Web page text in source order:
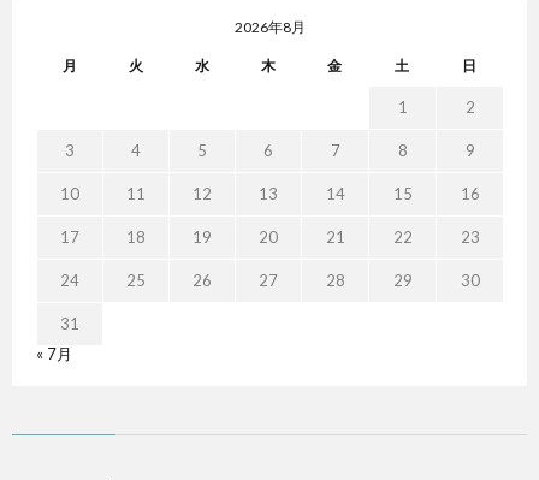
2026年8月
月 火 水 木 金 土 日
1 2
3 4 5 6 7 8 9
10 11 12 13 14 15 16
17 18 19 20 21 22 23
24 25 26 27 28 29 30
31
« 7月